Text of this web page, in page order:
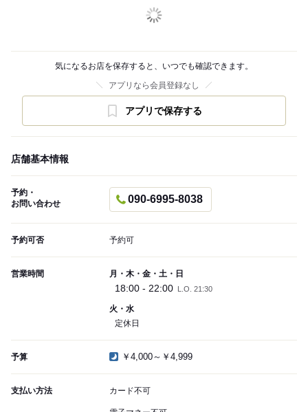
気になるお店を保存すると、いつでも確認できます。
アプリなら会員登録なし
アプリで保存する
店舗基本情報
予約・
お問い合わせ
090-6995-8038
予約可否 予約可
営業時間 月・木・金・土・日
18:00 - 22:00 L.O. 21:30
火・水
定休日
予算 ￥4,000～￥4,999
支払い方法 カード不可